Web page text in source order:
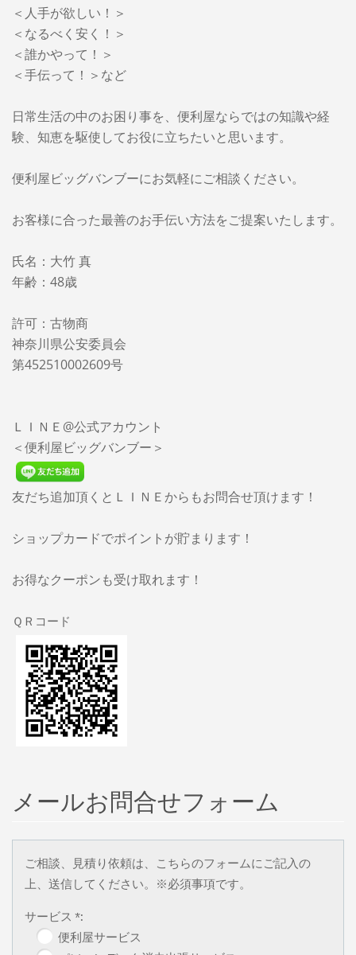
＜人手が欲しい！＞
＜なるべく安く！＞
＜誰かやって！＞
＜手伝って！＞など
日常生活の中のお困り事を、便利屋ならではの知識や経
験、知恵を駆使してお役に立ちたいと思います。
便利屋ビッグバンブーにお気軽にご相談ください。
お客様に合った最善のお手伝い方法をご提案いたします。
氏名：大竹 真
年齢：48歳
許可：古物商
神奈川県公安委員会
第452510002609号
ＬＩＮＥ@公式アカウント
＜便利屋ビッグバンブー＞
友だち追加頂くとＬＩＮＥからもお問合せ頂けます！
ショップカードでポイントが貯まります！
お得なクーポンも受け取れます！
ＱＲコード
メールお問合せフォーム
ご相談、見積り依頼は、こちらのフォームにご記入の
上、送信してください。※必須事項です。
サービス *:
便利屋サービス